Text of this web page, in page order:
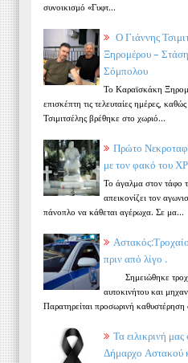
συνοικισμό «Γυφτ...
Ο Γιάννης
Ξηρομέρου –
Σόμπολου
Το Καραϊσκάκη
επισκέπτη τις τελευταίες ημέρες,
Τσιμιτσέλης βρέθηκε στο χωριό...
Πρώτο
με τον φακό
Το άγαλμα στον τάφο
απεικονίζει τον
πάνοπλο να κάθεται αγέρωχα. Σε μα...
πριν από λίγο .
Σημειώθηκε
αυτοκινήτου και
Παρατηρείται προσωρινή
Τα ειλικρινή
Δήμαρχο Αστακού